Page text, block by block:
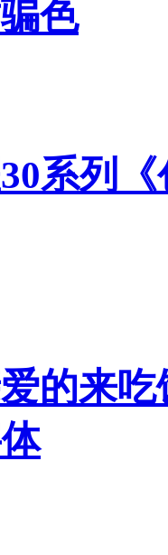
色
系列
的来